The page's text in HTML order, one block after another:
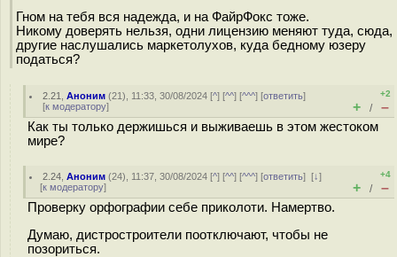
Гном на тебя вся надежда, и на ФайрФокс тоже.
Никому доверять нельзя, одни лицензию меняют туда, сюда,
другие наслушались маркетолухов, куда бедному юзеру
податься?
2.21 ,Аноним (21), 11:33, 30/08/2024 [^] [^^] [^^^] [ответить]
[к модератору]
+2
+ / –
Как ты только держишься и выживаешь в этом жестоком
мире?
2.24 ,Аноним (24), 11:37, 30/08/2024 [^] [^^] [^^^] [ответить][↓]
[к модератору]
+4
+ / –
Проверку орфографии себе приколоти. Намертво.
Думаю, дистростроители поотключают, чтобы не
позориться.